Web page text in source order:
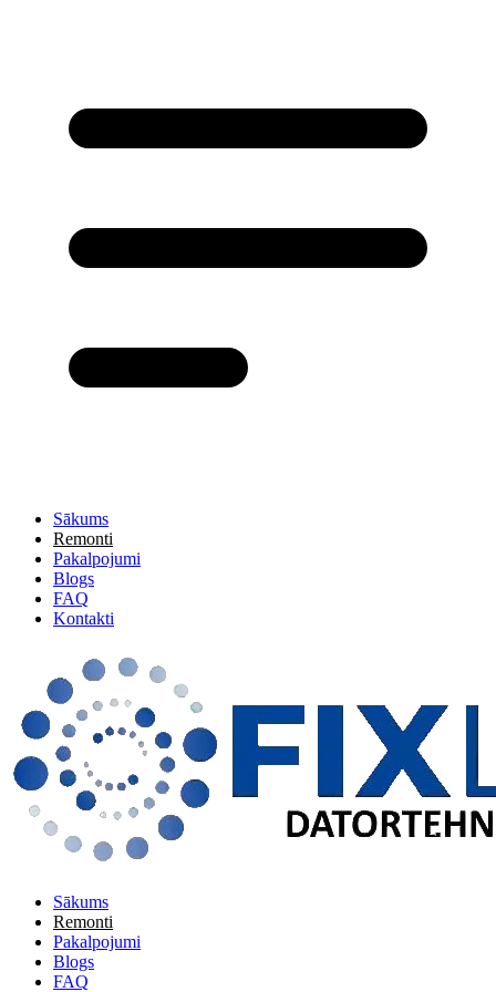
Sākums
Remonti
Pakalpojumi
Blogs
FAQ
Kontakti
Sākums
Remonti
Pakalpojumi
Blogs
FAQ